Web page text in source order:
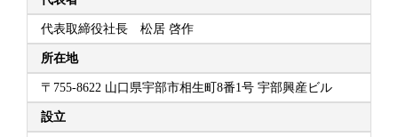
代表取締役社長 松居 啓作
所在地
〒755-8622 山口県宇部市相生町8番1号 宇部興産ビル
設立